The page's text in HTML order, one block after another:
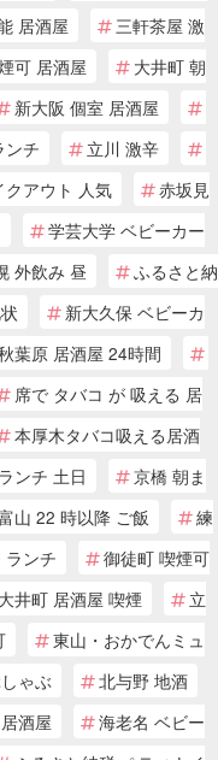
居酒屋
三軒茶屋 激
可 居酒屋
大井町 朝
新大阪 個室 居酒屋
ンチ
立川 激辛
アウト 人気
赤坂見
学芸大学 ベビーカー
外飲み 昼
ふるさと納
新大久保 ベビーカ
葉原 居酒屋 24時間
席で タバコ が 吸える 居
本厚木タバコ吸える居酒
ンチ 土日
京橋 朝ま
山 22 時以降 ご飯
練
ランチ
御徒町 喫煙可
大井町 居酒屋 喫煙
立
東山・おかでんミュ
ゃぶ
北与野 地酒
酒屋
海老名 ベビー